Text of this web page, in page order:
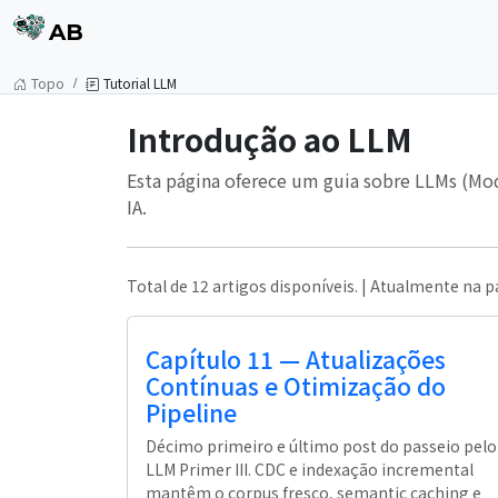
AB
Topo Tutorial LLM
Introdução ao LLM
Esta página oferece um guia sobre LLMs
IA.
Total de 12 artigos disponíveis. | Atualmente na
Capítulo 11 — Atualizações
Contínuas e Otimização do
Pipeline
Décimo primeiro e último post do passeio pelo
LLM Primer III. CDC e indexação incremental
mantêm o corpus fresco, semantic caching e